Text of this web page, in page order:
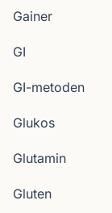
Gainer
GI
GI-metoden
Glukos
Glutamin
Gluten